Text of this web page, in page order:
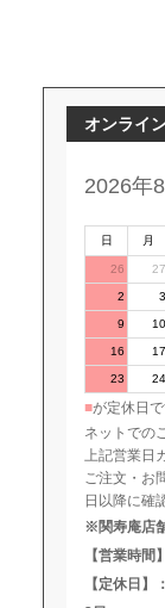
オンライ
2026年8
日 月
26 27
2 3
9 10
16 17
23 24
30 31
■が定休日で
ネットでの
上記営業日
ご注文・お
日以降に確
※関寿庵店
【営業時
【定休日